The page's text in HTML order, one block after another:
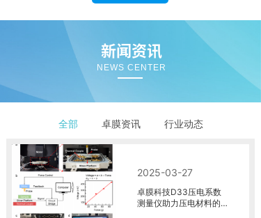
新闻资讯
NEWS CENTER
全部 卓膜资讯 行业动态
2025-03-27
卓膜科技D33压电系数
测量仪助力压电材料的